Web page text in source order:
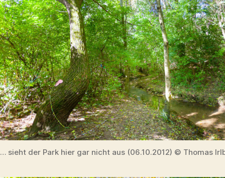
… sieht der Park hier gar nicht aus (06.10.2012) © Thomas